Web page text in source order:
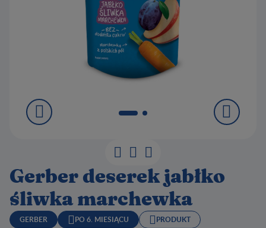
Gerber deserek jabłko
śliwka marchewka
GERBER PO 6. MIESIĄCU
PRODUKT